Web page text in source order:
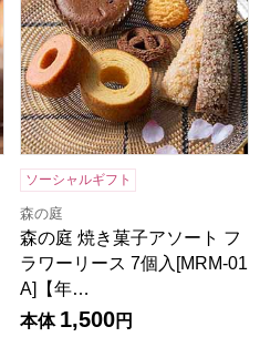
ソーシャルギフト
森の庭
森の庭 焼き菓子アソート フ
ラワーリース 7個入[MRM-01
A]【年…
本体 1,500円